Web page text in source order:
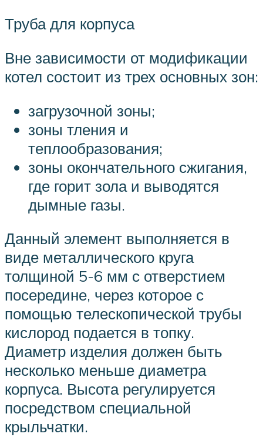
Труба для корпуса
Вне зависимости от модификации
котел состоит из трех основных зон:
загрузочной зоны;
зоны тления и
теплообразования;
зоны окончательного сжигания,
где горит зола и выводятся
дымные газы.
Данный элемент выполняется в
виде металлического круга
толщиной 5-6 мм с отверстием
посередине, через которое с
помощью телескопической трубы
кислород подается в топку.
Диаметр изделия должен быть
несколько меньше диаметра
корпуса. Высота регулируется
посредством специальной
крыльчатки.